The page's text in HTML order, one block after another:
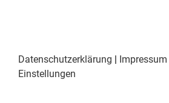
Datenschutzerklärung Impressum
Einstellungen